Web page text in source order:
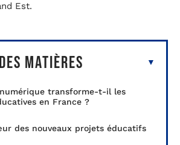
Est.
matières
transforme-t-il les
en France ?
des nouveaux projets éducatifs